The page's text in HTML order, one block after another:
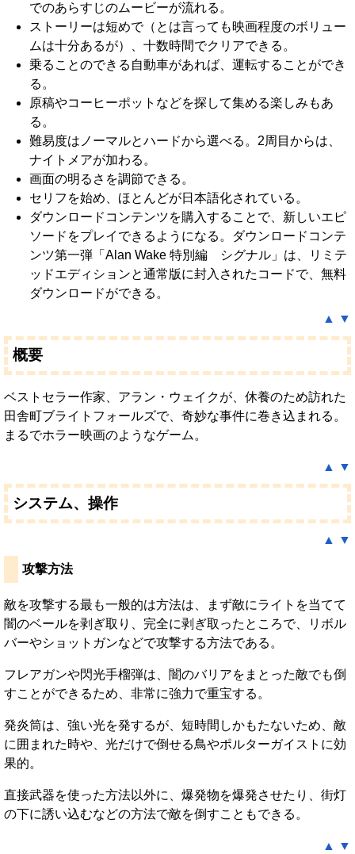
でのあらすじのムービーが流れる。
ストーリーは短めで（とは言っても映画程度のボリュー
ムは十分あるが）、十数時間でクリアできる。
乗ることのできる自動車があれば、運転することができ
る。
原稿やコーヒーポットなどを探して集める楽しみもあ
る。
難易度はノーマルとハードから選べる。2周目からは、
ナイトメアが加わる。
画面の明るさを調節できる。
セリフを始め、ほとんどが日本語化されている。
ダウンロードコンテンツを購入することで、新しいエピ
ソードをプレイできるようになる。ダウンロードコンテ
ンツ第一弾「Alan Wake 特別編 シグナル」は、リミテ
ッドエディションと通常版に封入されたコードで、無料
ダウンロードができる。
▲ ▼
概要
ベストセラー作家、アラン・ウェイクが、休養のため訪れた
田舎町ブライトフォールズで、奇妙な事件に巻き込まれる。
まるでホラー映画のようなゲーム。
▲ ▼
システム、操作
▲ ▼
攻撃方法
敵を攻撃する最も一般的は方法は、まず敵にライトを当てて
闇のベールを剥ぎ取り、完全に剥ぎ取ったところで、リボル
バーやショットガンなどで攻撃する方法である。
フレアガンや閃光手榴弾は、闇のバリアをまとった敵でも倒
すことができるため、非常に強力で重宝する。
発炎筒は、強い光を発するが、短時間しかもたないため、敵
に囲まれた時や、光だけで倒せる鳥やポルターガイストに効
果的。
直接武器を使った方法以外に、爆発物を爆発させたり、街灯
の下に誘い込むなどの方法で敵を倒すこともできる。
▲ ▼